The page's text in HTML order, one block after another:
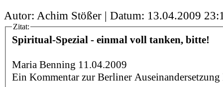
Autor: Achim Stößer | Datum: 13.04.2009
Zitat:
Spiritual-Spezial - einmal voll tanken, bitte!
Maria Benning 11.04.2009
Ein Kommentar zur Berliner